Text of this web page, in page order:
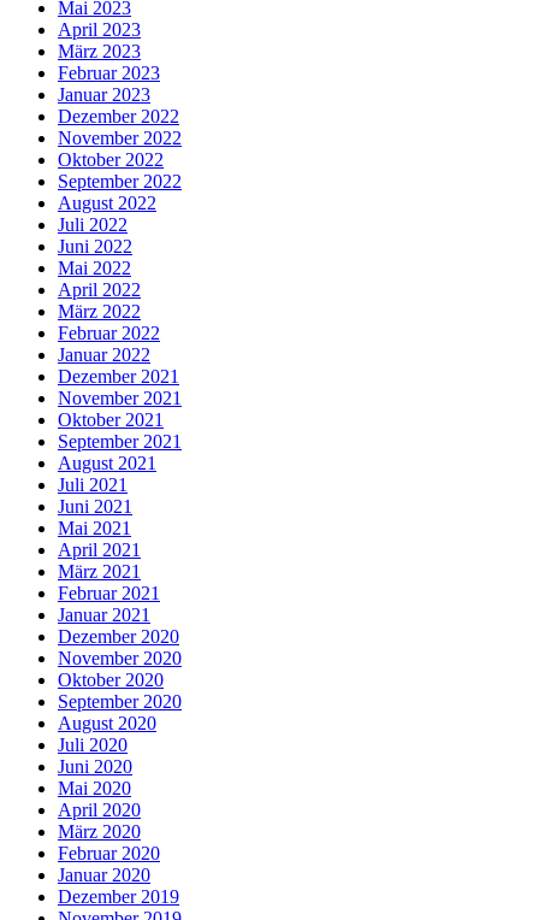
Mai 2023
April 2023
März 2023
Februar 2023
Januar 2023
Dezember 2022
November 2022
Oktober 2022
September 2022
August 2022
Juli 2022
Juni 2022
Mai 2022
April 2022
März 2022
Februar 2022
Januar 2022
Dezember 2021
November 2021
Oktober 2021
September 2021
August 2021
Juli 2021
Juni 2021
Mai 2021
April 2021
März 2021
Februar 2021
Januar 2021
Dezember 2020
November 2020
Oktober 2020
September 2020
August 2020
Juli 2020
Juni 2020
Mai 2020
April 2020
März 2020
Februar 2020
Januar 2020
Dezember 2019